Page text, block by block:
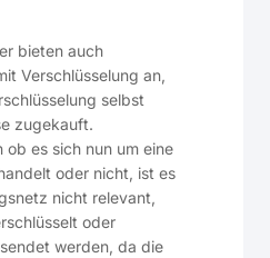
bieten auch
Verschlüsselung an,
selbst
zugekauft.
ob es sich nun um eine
oder nicht, ist es
nicht relevant,
oder
werden, da die